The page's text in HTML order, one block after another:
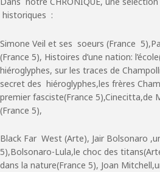
historiques :
Simone Veil et ses soeurs (France
(France 5), Histoires d’une nation:
hiéroglyphes, sur les traces de
secret des hiéroglyphes,les frères
premier fasciste(France 5),Cinecitta,de
(France 5),
Black Far West (Arte), Jair Bolsonaro
5),Bolsonaro-Lula,le choc des
dans la nature(France 5), Joan